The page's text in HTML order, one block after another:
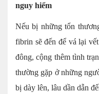
nguy hiểm
Nếu bị những tổn
fibrin sẽ đến để vá lại
đông, cộng thêm tình
thường gặp ở những
bị dày lên, lâu dần dẫn